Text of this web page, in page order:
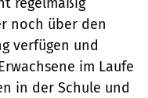
noch über den
verfügen und
im Laufe
in der Schule und